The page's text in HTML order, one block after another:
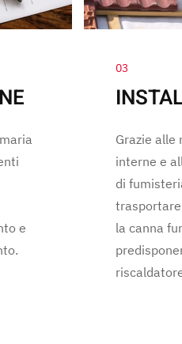
e
03
Grazie alle
interne e
di
la canna